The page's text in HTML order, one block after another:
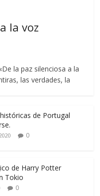
la voz
la paz silenciosa a la
las verdades, la
de Portugal
0
de Harry Potter
Tokio
0